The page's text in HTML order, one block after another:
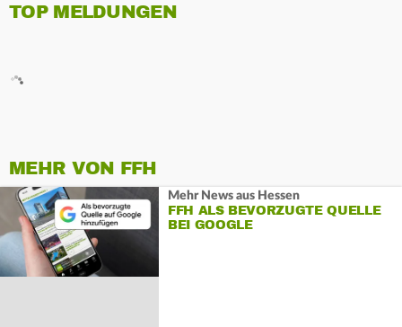
TOP MELDUNGEN
MEHR VON FFH
Mehr News aus Hessen
FFH ALS BEVORZUGTE QUELLE
BEI GOOGLE